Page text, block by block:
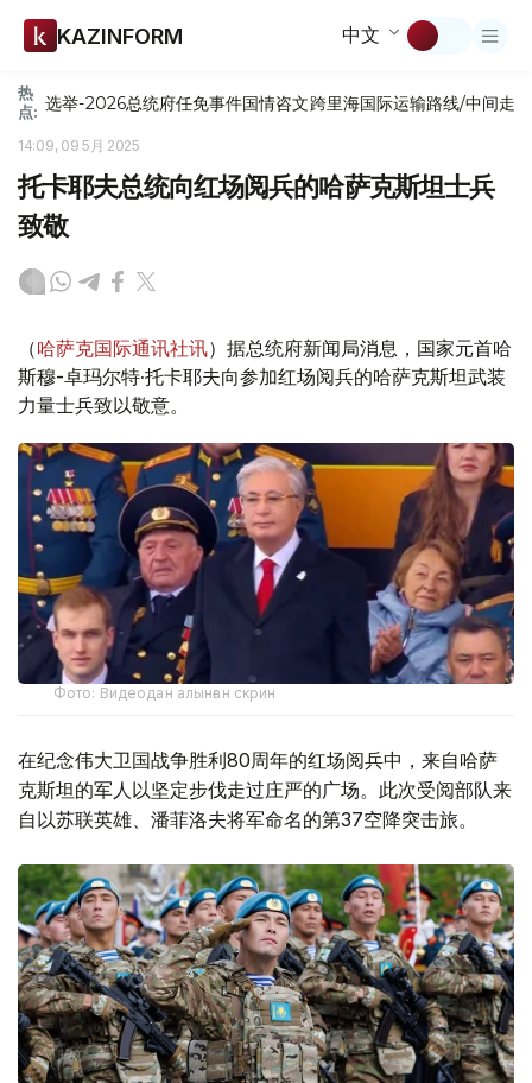
KAZINFORM 中文
热
点: 选举-2026总统府任免事件国情咨文跨里海国际运输路线/中间走廊
14:09, 09 5月 2025
托卡耶夫总统向红场阅兵的哈萨克斯坦士兵
致敬
（哈萨克国际通讯社讯）据总统府新闻局消息，国家元首哈
斯穆-卓玛尔特·托卡耶夫向参加红场阅兵的哈萨克斯坦武装
力量士兵致以敬意。
Фото: Видеодан алынған скрин
在纪念伟大卫国战争胜利80周年的红场阅兵中，来自哈萨
克斯坦的军人以坚定步伐走过庄严的广场。此次受阅部队来
自以苏联英雄、潘菲洛夫将军命名的第37空降突击旅。